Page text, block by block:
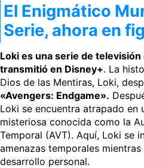
El Enigmático
Serie, ahora en
Loki es una serie de
transmitió en Disney+. La
Dios de las Mentiras, Loki,
«Avengers: Endgame».
Loki se encuentra atrapado en
misteriosa conocida como la
Temporal (AVT). Aquí, Loki se
amenazas temporales
desarrollo personal.